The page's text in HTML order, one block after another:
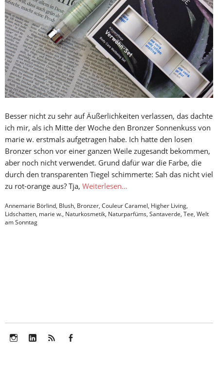
Besser nicht zu sehr auf Äußerlichkeiten verlassen, das dachte
ich mir, als ich Mitte der Woche den Bronzer Sonnenkuss von
marie w. erstmals aufgetragen habe. Ich hatte den losen
Bronzer schon vor einer ganzen Weile zugesandt bekommen,
aber noch nicht verwendet. Grund dafür war die Farbe, die
durch den transparenten Tiegel schimmerte: Sah das nicht viel
zu rot-orange aus? Tja, Weiterlesen…
Annemarie Börlind, Blush, Bronzer, Couleur Caramel, Higher Living,
Lidschatten, marie w., Naturkosmetik, Naturparfüms, Santaverde, Tee, Welt
am Sonntag